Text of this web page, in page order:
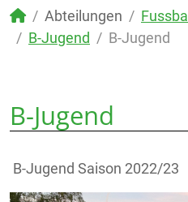
Abteilungen Fussball
B-Jugend
B-Jugend
B-Jugend
B-Jugend Saison 2022/23